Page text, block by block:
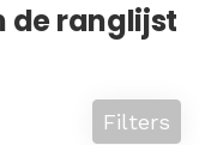
de ranglijst
Filters